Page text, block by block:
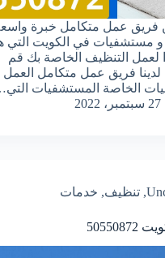
فريق عمل متكامل خبرة
مستشفيات في الكويت التي
لعمل التنظيف الخاصة بك قم
لدينا فريق عمل متكامل العمل
الخاصة المستشفيات
27 سبتمبر، 2022
, تنظيف, خدمات
50550872